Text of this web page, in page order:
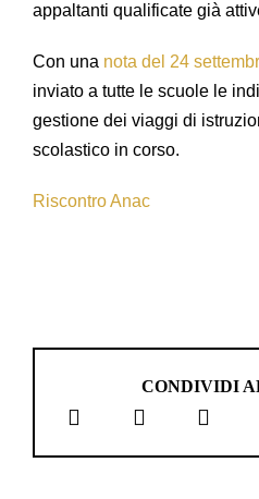
appaltanti qualificate già
Con una nota del 24
inviato a tutte le scuole le
gestione dei viaggi di
scolastico in corso.
Riscontro Anac
CONDIVIDI